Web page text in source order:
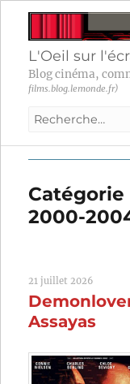
L'Oeil sur
Blog cinéma,
films.blog.lemonde.fr)
Recherche
:
Catégorie
2000-
21 juillet 2026
Assayas